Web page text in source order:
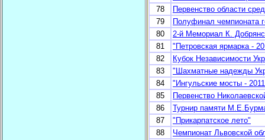
78
Первенство области
79
Полуфинал чемпионата
80
2-й Мемориал К.
81
"Петровская ярмарка -
82
Кубок Независимости
83
"Шахматные надежды
84
"Ингульские мосты -
85
Первенство
86
Турнир памяти
87
"Прикарпатское лето"
88
Чемпионат Львовской